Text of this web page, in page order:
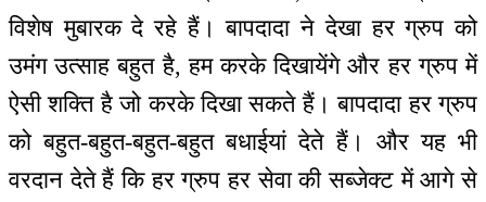
विशेष मुबारक दे रहे हैं। बापदादा ने देखा हर ग्रुप को
उमंग उत्साह बहुत है, हम करके दिखायेंगे और हर ग्रुप में
ऐसी शक्ति है जो करके दिखा सकते हैं। बापदादा हर ग्रुप
को बहुत-बहुत-बहुत-बहुत बधाईयां देते हैं। और यह भी
वरदान देते हैं कि हर ग्रुप हर सेवा की सब्जेक्ट में आगे से